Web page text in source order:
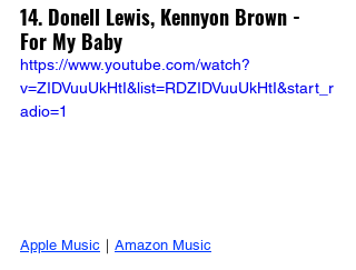
14. Donell Lewis, Kennyon Brown -
For My Baby
https://www.youtube.com/watch?
v=ZIDVuuUkHtI&list=RDZIDVuuUkHtI&start_r
adio=1
Apple Music ｜ Amazon Music